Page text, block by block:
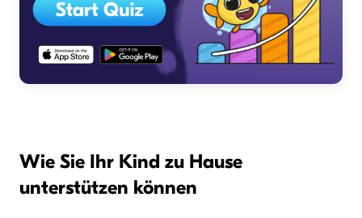
Wie Sie Ihr Kind zu Hause
unterstützen können